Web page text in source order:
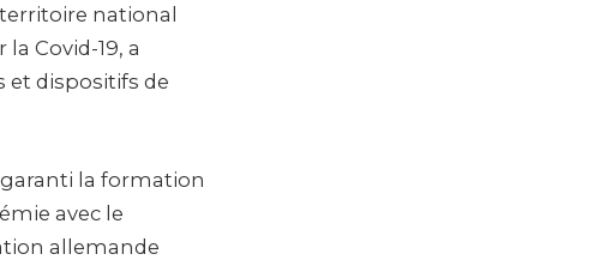
national
Covid-19, a
et dispositifs de
garanti la formation
avec le
allemande